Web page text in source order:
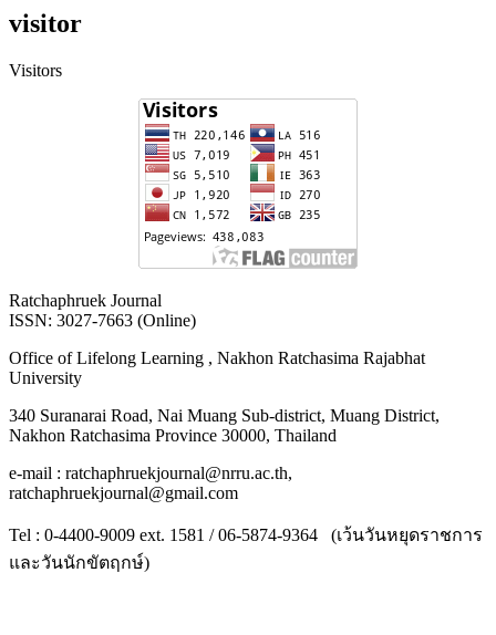
visitor
Visitors
Ratchaphruek Journal
ISSN: 3027-7663 (Online)
Office of Lifelong Learning , Nakhon Ratchasima Rajabhat
University
340 Suranarai Road, Nai Muang Sub-district, Muang District,
Nakhon Ratchasima Province 30000, Thailand
e-mail : ratchaphruekjournal@nrru.ac.th,
ratchaphruekjournal@gmail.com
Tel : 0-4400-9009 ext. 1581 / 06-5874-9364 (เว้นวันหยุดราชการ
และวันนักขัตฤกษ์)